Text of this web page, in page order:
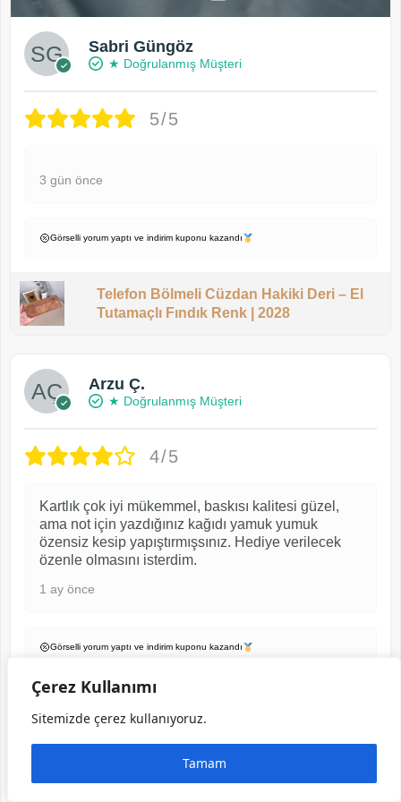
Çerez Kullanımı
Sitemizde çerez kullanıyoruz.
Tamam
Sabri Güngöz
★ Doğrulanmış Müşteri
5/5
3 gün önce
Görselli yorum yaptı ve indirim kuponu kazandı
Telefon Bölmeli Cüzdan Hakiki Deri – El
Tutamaçlı Fındık Renk | 2028
Arzu Ç.
★ Doğrulanmış Müşteri
4/5
Kartlık çok iyi mükemmel, baskısı kalitesi güzel,
ama not için yazdığınız kağıdı yamuk yumuk
özensiz kesip yapıştırmışsınız. Hediye verilecek
özenle olmasını isterdim.
1 ay önce
Görselli yorum yaptı ve indirim kuponu kazandı
2004